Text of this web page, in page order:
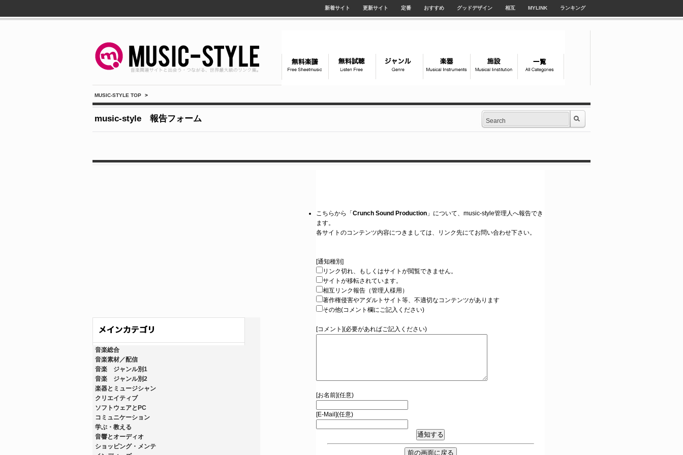
新着サイト 更新サイト 定番 おすすめ グッドデザイン 相互 MYLINK ランキング
MUSIC-STYLE TOP >
music-style 報告フォーム
音楽総合
音楽素材／配信
音楽 ジャンル別1
音楽 ジャンル別2
楽器とミュージシャン
クリエイティブ
ソフトウェアとPC
コミュニケーション
学ぶ・教える
音響とオーディオ
ショッピング・メンテ
こちらから「 Crunch Sound Production 」について、music-style管理人へ報告でき
ます。
各サイトのコンテンツ内容につきましては、リンク先にてお問い合わせ下さい。
[通知種別]
リンク切れ、もしくはサイトが閲覧できません。
サイトが移転されています。
相互リンク報告（管理人様用）
著作権侵害やアダルトサイト等、不適切なコンテンツがあります
その他(コメント欄にご記入ください)
[コメント](必要があればご記入ください)
[お名前](任意)
[E-Mail](任意)